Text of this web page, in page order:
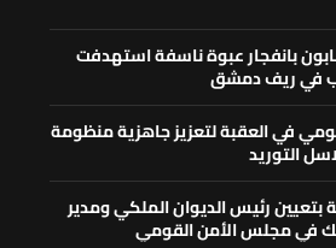
بانفجار عبوة ناسفة استهدفت
في ريف دمشق
في العقبة لتعزيز جاهزية منظومة
التوريد
بتعيين رئيس الديوان الملكي ومدير
في مجلس الأمن القومي